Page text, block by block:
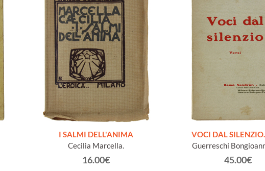
I SALMI DELL'ANIMA
Cecilia Marcella.
16.00€
VOCI DAL
Guerreschi
45.00€